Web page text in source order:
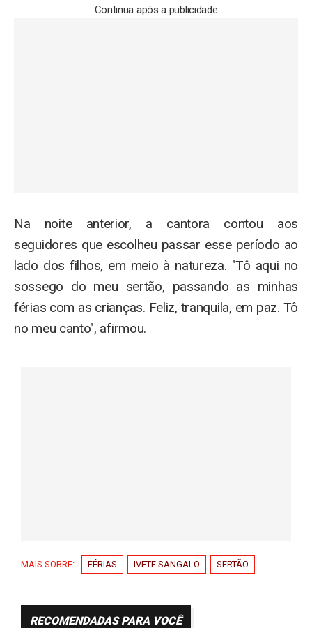
Continua após a publicidade
Na noite anterior, a cantora contou aos
seguidores que escolheu passar esse período ao
lado dos filhos, em meio à natureza. "Tô aqui no
sossego do meu sertão, passando as minhas
férias com as crianças. Feliz, tranquila, em paz. Tô
no meu canto", afirmou.
MAIS SOBRE: FÉRIAS IVETE SANGALO SERTÃO
RECOMENDADAS PARA VOCÊ